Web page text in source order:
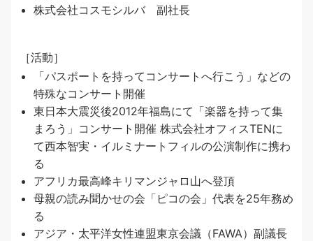
株式会社コスモシルバ 副社長
［活動］
「パスポートを持ってコンサートへ行こう」などの
特殊なコンサート開催
東日本大震災後2012年福島にて「楽器を持って集
まろう」コンサート開催 株式会社オフィスTENに
て西本智実・イルミナートフィルの公演制作に携わ
る
アフリカ最高峰キリマンジャロ山へ登頂
母親の読み聞かせの会「ピコの会」代表を25年務め
る
アジア・太平洋女性連盟東京会議（FAWA）副議長